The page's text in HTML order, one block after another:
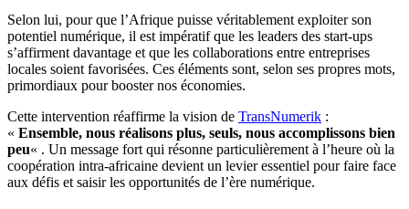
Selon lui, pour que l’Afrique puisse véritablement exploiter son
potentiel numérique, il est impératif que les leaders des start-ups
s’affirment davantage et que les collaborations entre entreprises
locales soient favorisées. Ces éléments sont, selon ses propres mots,
primordiaux pour booster nos économies.
Cette intervention réaffirme la vision de TransNumerik :
« Ensemble, nous réalisons plus, seuls, nous accomplissons bien
peu« . Un message fort qui résonne particulièrement à l’heure où la
coopération intra-africaine devient un levier essentiel pour faire face
aux défis et saisir les opportunités de l’ère numérique.